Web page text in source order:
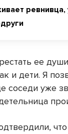
ее
и дети. Я
соседи уже
что